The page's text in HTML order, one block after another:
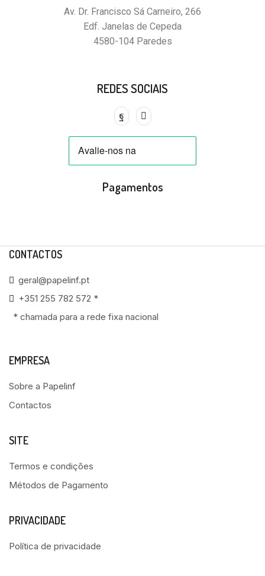
Av. Dr. Francisco Sá Carneiro, 266
Edf. Janelas de Cepeda
4580-104 Paredes
REDES SOCIAIS
Pagamentos
CONTACTOS
geral@papelinf.pt
+351 255 782 572 *
* chamada para a rede fixa nacional
EMPRESA
Sobre a Papelinf
Contactos
SITE
Termos e condições
Métodos de Pagamento
PRIVACIDADE
Política de privacidade